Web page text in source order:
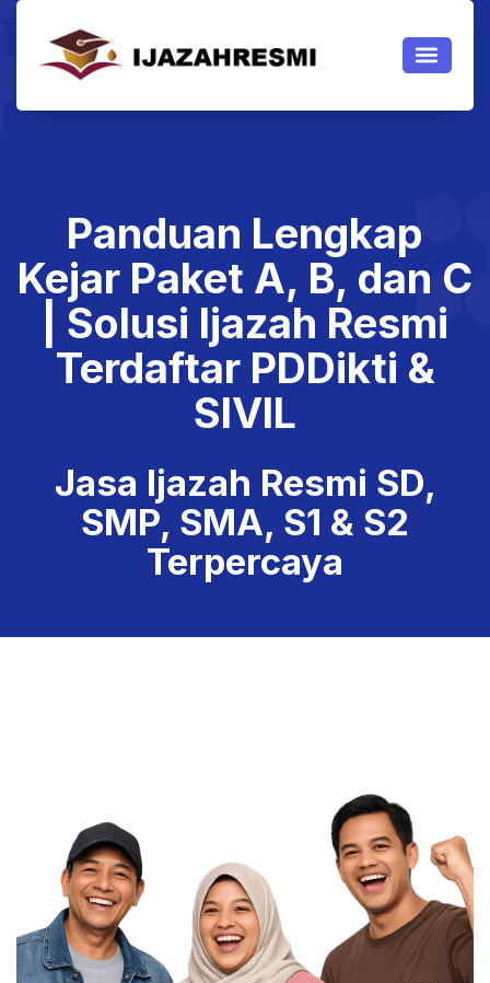
Panduan Lengkap
Kejar Paket A, B, dan C
| Solusi Ijazah Resmi
Terdaftar PDDikti &
SIVIL
Jasa Ijazah Resmi SD,
SMP, SMA, S1 & S2
Terpercaya